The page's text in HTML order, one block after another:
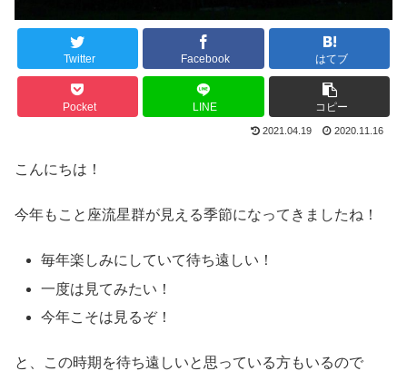
Twitter Facebook はてブ
Pocket LINE コピー
2021.04.19 2020.11.16
こんにちは！
今年もこと座流星群が見える季節になってきましたね！
毎年楽しみにしていて待ち遠しい！
一度は見てみたい！
今年こそは見るぞ！
と、この時期を待ち遠しいと思っている方もいるので